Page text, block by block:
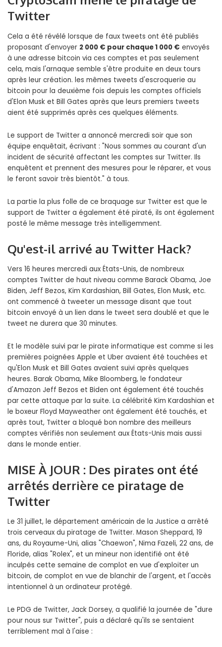
Twitter
Cela a été révélé lorsque de faux tweets ont été publiés
proposant d'envoyer 2 000 € pour chaque 1 000 € envoyés
à une adresse bitcoin via ces comptes et pas seulement
cela, mais l'arnaque semble s'être produite en deux tours
après leur création. les mêmes tweets d'escroquerie au
bitcoin pour la deuxième fois depuis les comptes officiels
d'Elon Musk et Bill Gates après que leurs premiers tweets
aient été supprimés après ces quelques éléments.
Le support de Twitter a annoncé mercredi soir que son
équipe enquêtait, écrivant : "Nous sommes au courant d'un
incident de sécurité affectant les comptes sur Twitter. Ils
enquêtent et prennent des mesures pour le réparer, et vous
le feront savoir très bientôt." à tous.
La partie la plus folle de ce braquage sur Twitter est que le
support de Twitter a également été piraté, ils ont également
posté le même message très intelligemment.
Qu'est-il arrivé au Twitter Hack?
Vers 16 heures mercredi aux États-Unis, de nombreux
comptes Twitter de haut niveau comme Barack Obama, Joe
Biden, Jeff Bezos, Kim Kardashian, Bill Gates, Elon Musk, etc.
ont commencé à tweeter un message disant que tout
bitcoin envoyé à un lien dans le tweet sera doublé et que le
tweet ne durera que 30 minutes.
Et le modèle suivi par le pirate informatique est comme si les
premières poignées Apple et Uber avaient été touchées et
qu'Elon Musk et Bill Gates avaient suivi après quelques
heures. Barak Obama, Mike Bloomberg, le fondateur
d'Amazon Jeff Bezos et Biden ont également été touchés
par cette attaque par la suite. La célébrité Kim Kardashian et
le boxeur Floyd Mayweather ont également été touchés, et
après tout, Twitter a bloqué bon nombre des meilleurs
comptes vérifiés non seulement aux États-Unis mais aussi
dans le monde entier.
MISE À JOUR : Des pirates ont été
arrêtés derrière ce piratage de
Twitter
Le 31 juillet, le département américain de la Justice a arrêté
trois cerveaux du piratage de Twitter. Mason Sheppard, 19
ans, du Royaume-Uni, alias "Chaewon", Nima Fazeli, 22 ans, de
Floride, alias "Rolex", et un mineur non identifié ont été
inculpés cette semaine de complot en vue d'exploiter un
bitcoin, de complot en vue de blanchir de l'argent, et l'accès
intentionnel à un ordinateur protégé.
Le PDG de Twitter, Jack Dorsey, a qualifié la journée de "dure
pour nous sur Twitter", puis a déclaré qu'ils se sentaient
terriblement mal à l'aise :